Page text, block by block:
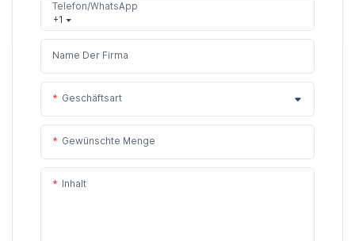
+1
Telefon/WhatsApp
Name Der Firma
Geschäftsart
Gewünschte Menge
Inhalt